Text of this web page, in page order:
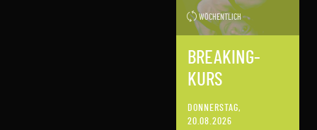
WÖCHENTLICH
BREAKING-
KURS
DONNERSTAG,
20.08.2026